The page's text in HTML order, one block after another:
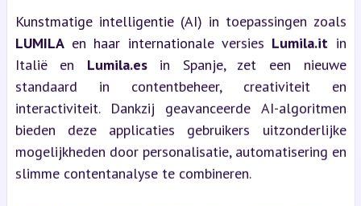
Kunstmatige intelligentie (AI) in toepassingen zoals
LUMILAen haar internationale versies Lumila.it in
Italië en Lumila.esin Spanje, zet een nieuwe
standaard in contentbeheer, creativiteit en
interactiviteit. Dankzij geavanceerde AI-algoritmen
bieden deze applicaties gebruikers uitzonderlijke
mogelijkheden door personalisatie, automatisering en
slimme contentanalyse te combineren.